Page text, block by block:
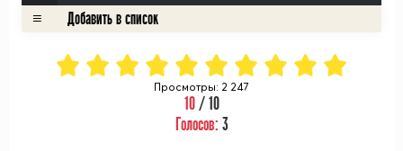
Просмотры: 2 247
10/ 10
Голосов: 3